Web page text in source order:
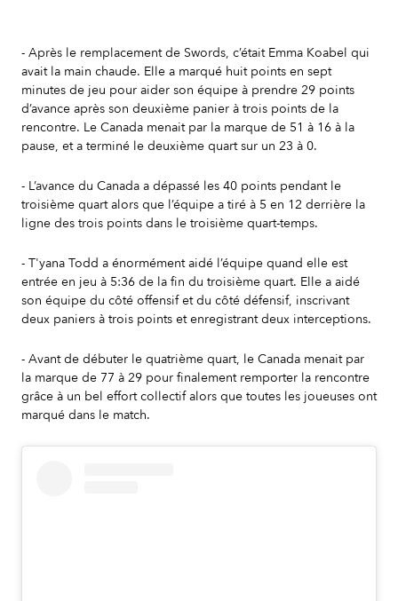
- Après le remplacement de Swords, c’était Emma Koabel qui
avait la main chaude. Elle a marqué huit points en sept
minutes de jeu pour aider son équipe à prendre 29 points
d’avance après son deuxième panier à trois points de la
rencontre. Le Canada menait par la marque de 51 à 16 à la
pause, et a terminé le deuxième quart sur un 23 à 0.
- L’avance du Canada a dépassé les 40 points pendant le
troisième quart alors que l’équipe a tiré à 5 en 12 derrière la
ligne des trois points dans le troisième quart-temps.
- T'yana Todd a énormément aidé l’équipe quand elle est
entrée en jeu à 5:36 de la fin du troisième quart. Elle a aidé
son équipe du côté offensif et du côté défensif, inscrivant
deux paniers à trois points et enregistrant deux interceptions.
- Avant de débuter le quatrième quart, le Canada menait par
la marque de 77 à 29 pour finalement remporter la rencontre
grâce à un bel effort collectif alors que toutes les joueuses ont
marqué dans le match.